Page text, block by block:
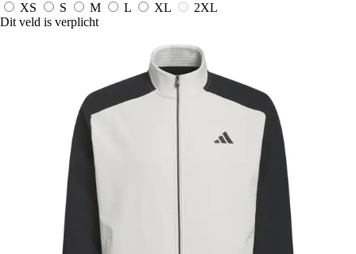
XS S M L XL
2XL
Dit veld is verplicht